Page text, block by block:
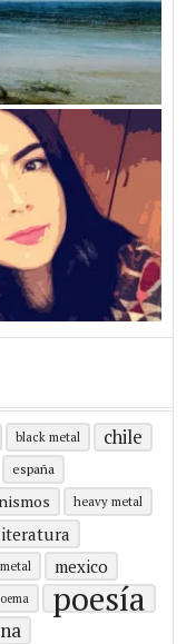
black metal chile
españa
heavy metal
metal mexico
poesía